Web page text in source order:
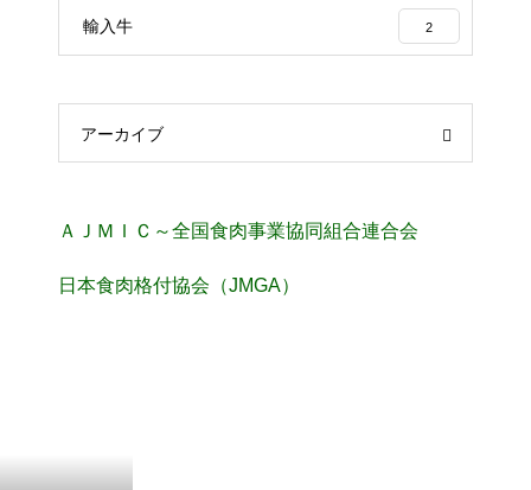
輸入牛 2
アーカイブ
ＡＪＭＩＣ～全国食肉事業協同組合連合会
日本食肉格付協会（JMGA）